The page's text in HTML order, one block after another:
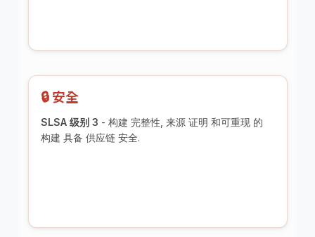
🔒 安全
SLSA 级别 3 - 构建 完整性, 来源 证明 和可重现 的
构建 具备 供应链 安全.